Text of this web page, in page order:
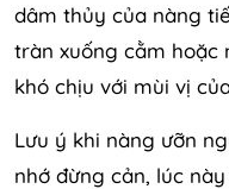
dâm thủy của nàng
tràn xuống cằm hoặc
khó chịu với mùi vị
Lưu ý khi nàng ưỡn
nhớ đừng cản, lúc